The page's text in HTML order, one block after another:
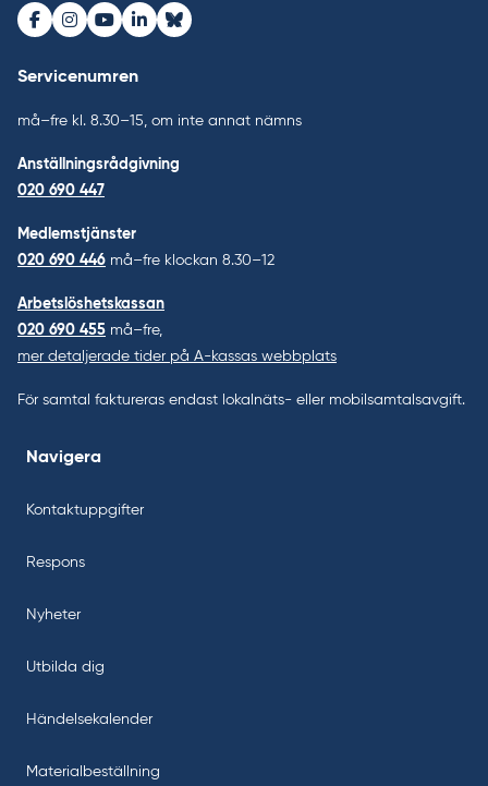
Facebook
Instagram
Youtube
LinkedInBluesky
Servicenumren
må–fre kl. 8.30–15, om inte annat nämns
Anställningsrådgivning
020 690 447
Medlemstjänster
020 690 446 må–fre klockan 8.30–12
Arbetslöshetskassan
020 690 455 må–fre,
mer detaljerade tider på A-kassas webbplats
För samtal faktureras endast lokalnäts- eller mobilsamtalsavgift.
Navigera
Kontaktuppgifter
Respons
Nyheter
Utbilda dig
Händelsekalender
Materialbeställning